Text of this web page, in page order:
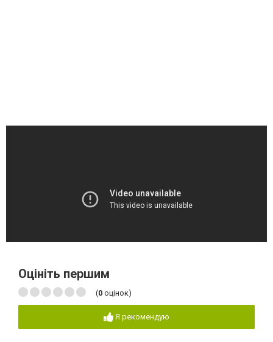
Оцініть першим
(0 оцінок)
Я рекомендую